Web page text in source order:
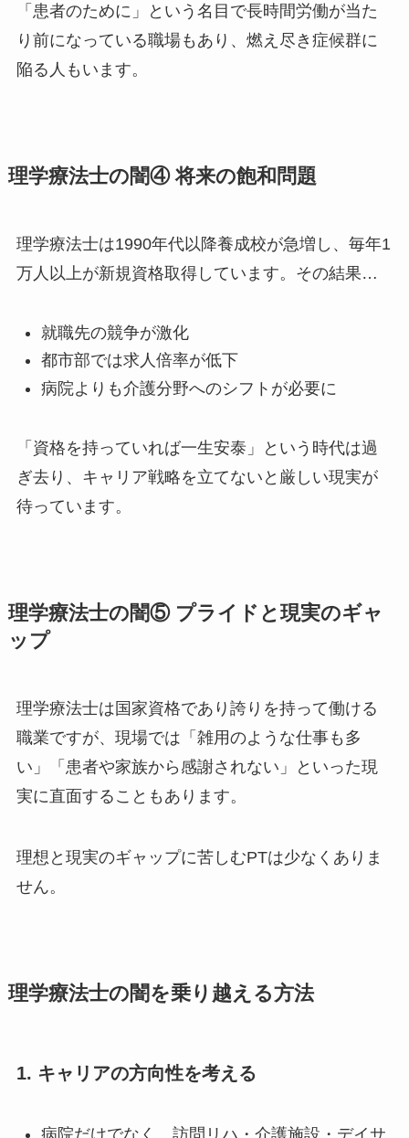
「患者のために」という名目で長時間労働が当た
り前になっている職場もあり、燃え尽き症候群に
陥る人もいます。
理学療法士の闇④ 将来の飽和問題
理学療法士は1990年代以降養成校が急増し、毎年1
万人以上が新規資格取得しています。その結果…
就職先の競争が激化
都市部では求人倍率が低下
病院よりも介護分野へのシフトが必要に
「資格を持っていれば一生安泰」という時代は過
ぎ去り、キャリア戦略を立てないと厳しい現実が
待っています。
理学療法士の闇⑤ プライドと現実のギャ
ップ
理学療法士は国家資格であり誇りを持って働ける
職業ですが、現場では「雑用のような仕事も多
い」「患者や家族から感謝されない」といった現
実に直面することもあります。
理想と現実のギャップに苦しむPTは少なくありま
せん。
理学療法士の闇を乗り越える方法
1. キャリアの方向性を考える
病院だけでなく、訪問リハ・介護施設・デイサ